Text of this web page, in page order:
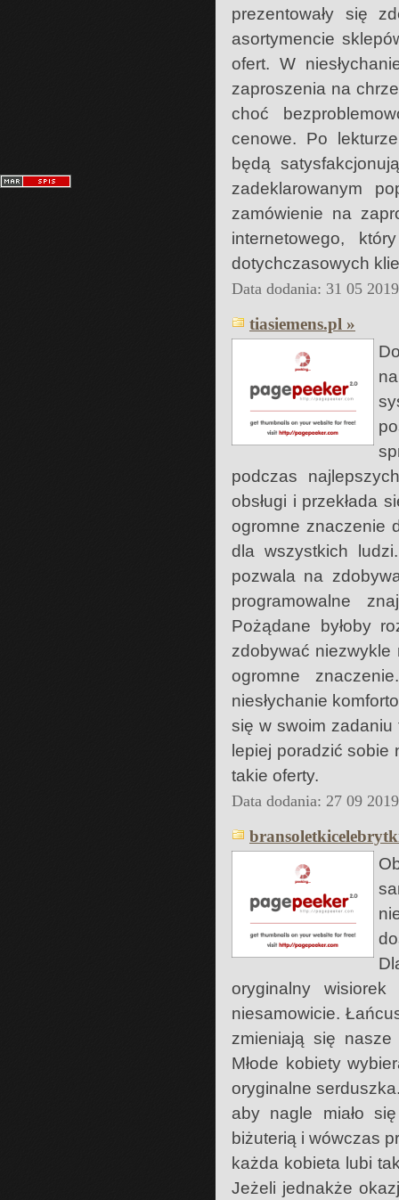
prezentowały się
asortymencie
ofert. W
zaproszenia na
choć
cenowe. Po
będą
zadeklarowanym
zamówienie na
internetowego,
dotychczasowych
Data dodania: 31 05
tiasiemens.pl »
podczas
obsługi i przekłada
ogromne znaczenie
dla wszystkich
pozwala na
programowalne
Pożądane byłoby
zdobywać niezwykle
ogromne
niesłychanie
się w swoim
lepiej poradzić sobie
takie oferty.
Data dodania: 27 09
oryginalny
niesamowicie.
zmieniają się
Młode kobiety
oryginalne
aby nagle miało
biżuterią i wówczas
każda kobieta lubi
Jeżeli jednakże